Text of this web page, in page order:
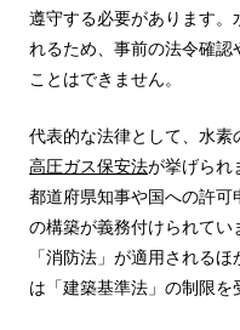
遵守する必要があります
れるため、事前の法令確
ことはできません。
代表的な法律として、水
高圧ガス保安法が挙げられ
都道府県知事や国への許
の構築が義務付けられて
「消防法」が適用される
は「建築基準法」の制限を